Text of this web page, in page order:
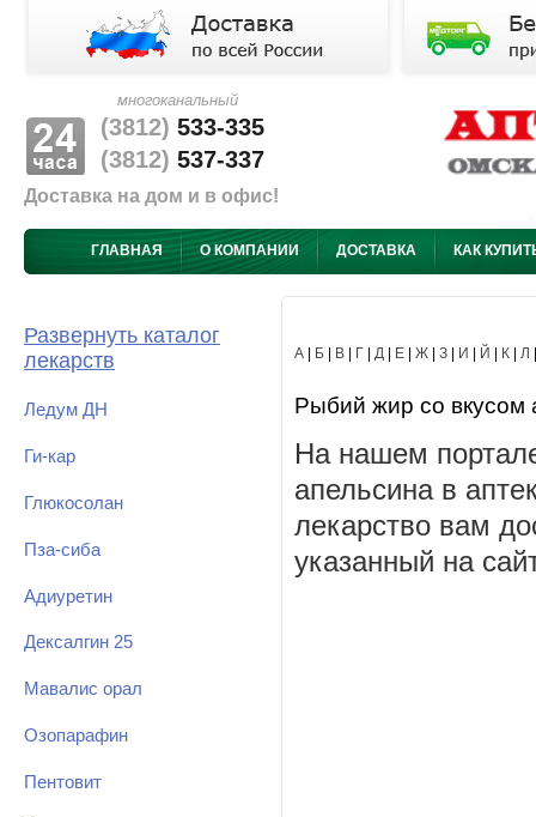
многоканальный
(3812) 533-335
(3812) 537-337
Доставка на дом и в офис!
ГЛАВНАЯ О КОМПАНИИ ДОСТАВКА КАК
Развернуть каталог
лекарств
Ледум ДН
Ги-кар
Глюкосолан
Пза-сиба
Адиуретин
Дексалгин 25
Мавалис орал
Озопарафин
Пентовит
А Б В Г Д Е Ж З И Й К Л
Рыбий жир со вкусом
На нашем
апельсина в
лекарство вам
указанный на